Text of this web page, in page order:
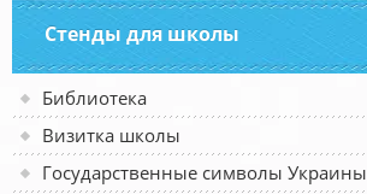
Стенды для школы
Библиотека
Визитка школы
Государственные символы Украины